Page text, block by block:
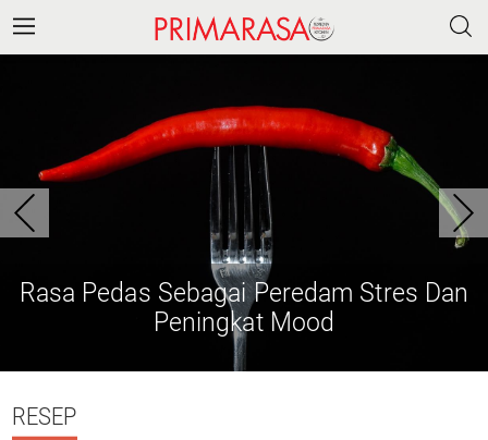
Rasa Pedas Sebagai Peredam Stres Dan
Peningkat Mood
RESEP